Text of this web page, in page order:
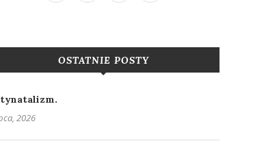
OSTATNIE POSTY
2026